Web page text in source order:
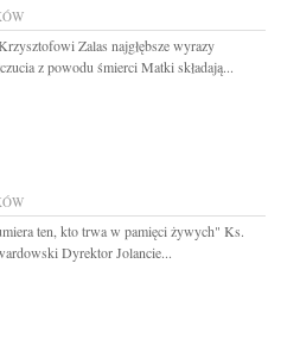
Zalas najgłębsze wyrazy
z powodu śmierci Matki składają...
ten, kto trwa w pamięci żywych" Ks.
Dyrektor Jolancie...